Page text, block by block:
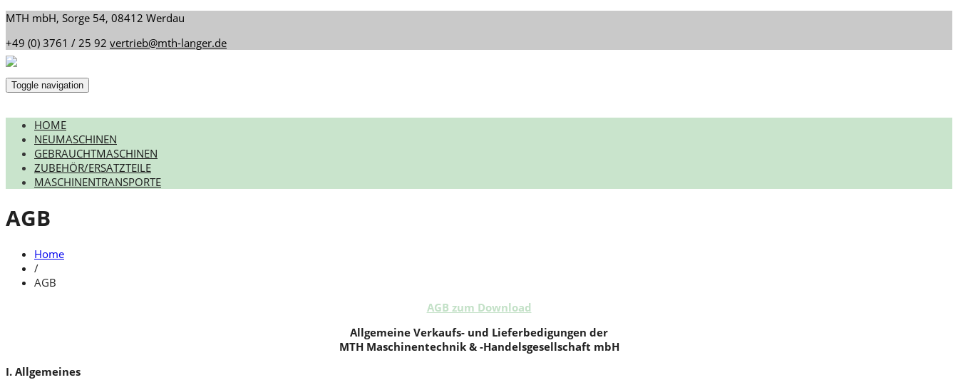
MTH mbH, Sorge 54, 08412 Werdau
+49 (0) 3761 / 25 92 vertrieb@mth-langer.de
Toggle navigation
HOME
NEUMASCHINEN
GEBRAUCHTMASCHINEN
ZUBEHÖR/ERSATZTEILE
MASCHINENTRANSPORTE
AGB
Home
/
AGB
AGB zum Download
Allgemeine Verkaufs- und Lieferbedigungen der
MTH Maschinentechnik & -Handelsgesellschaft mbH
I. Allgemeines